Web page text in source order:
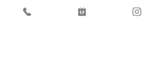
Vendredi : 9h30 - 19h
Fermé samedi et dimanche